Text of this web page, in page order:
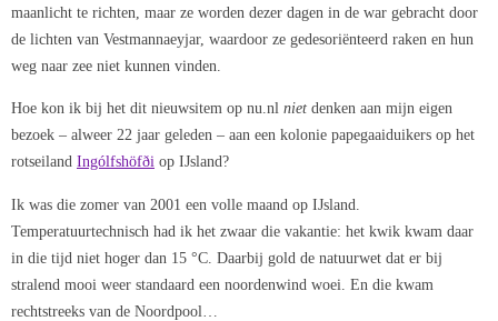
maanlicht te richten, maar ze worden dezer dagen in de war gebracht door
de lichten van Vestmannaeyjar, waardoor ze gedesoriënteerd raken en hun
weg naar zee niet kunnen vinden.
Hoe kon ik bij het dit nieuwsitem op nu.nl niet denken aan mijn eigen
bezoek – alweer 22 jaar geleden – aan een kolonie papegaaiduikers op het
rotseiland Ingólfshöf­­ði op IJsland?
Ik was die zomer van 2001 een volle maand op IJsland.
Temperatuurtechnisch had ik het zwaar die vakantie: het kwik kwam daar
in die tijd niet hoger dan 15 °C. Daarbij gold de natuurwet dat er bij
stralend mooi weer standaard een noordenwind woei. En die kwam
rechtstreeks van de Noordpool…